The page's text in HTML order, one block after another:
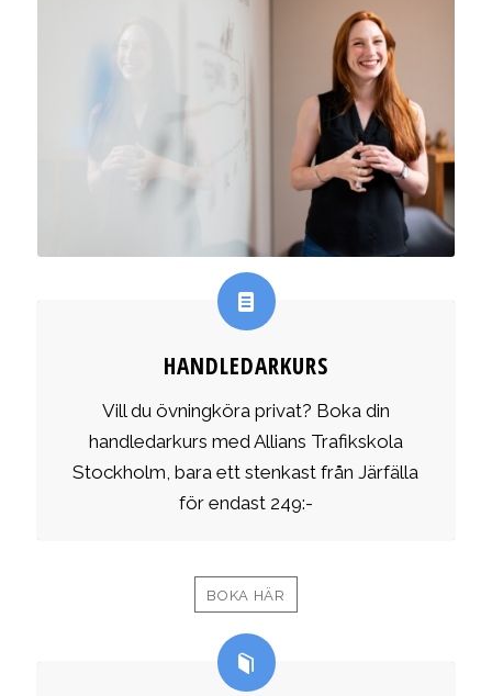
HANDLEDARKURS
Vill du övningköra privat? Boka din
handledarkurs med Allians Trafikskola
Stockholm, bara ett stenkast från Järfälla
för endast 249:-
BOKA HÄR